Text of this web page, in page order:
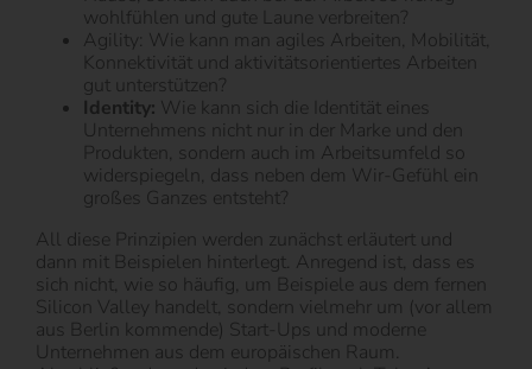
wohlfühlen und gute Laune verbreiten?
Agility: Wie kann man agiles Arbeiten, Mobilität,
Konnektivität und aktivitätsorientiertes Arbeiten
gut unterstützen?
Identity: Wie kann sich die Identität eines
Unternehmens nicht nur in der Marke und den
Produkten, sondern auch im Arbeitsumfeld so
widerspiegeln, dass neben dem Wir-Gefühl ein
großes Ganzes entsteht?
All diese Prinzipien werden zunächst erläutert und
dann mit Beispielen hinterlegt. Anregend ist, dass es
sich nicht, wie so häufig, um Beispiele aus dem fernen
Silicon Valley handelt, sondern vielmehr um (vor allem
aus Berlin kommende) Start-Ups und moderne
Unternehmen aus dem europäischen Raum.